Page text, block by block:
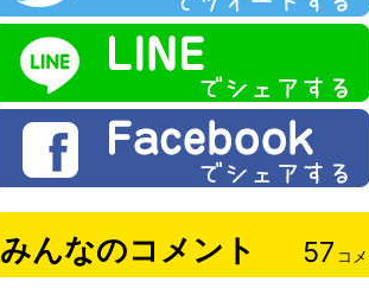
みんなのコメント 57 コ